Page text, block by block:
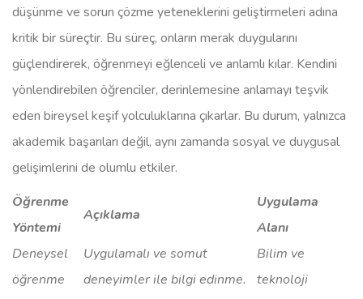
düşünme ve sorun çözme yeteneklerini geliştirmeleri adına
kritik bir süreçtir. Bu süreç, onların merak duygularını
güçlendirerek, öğrenmeyi eğlenceli ve anlamlı kılar. Kendini
yönlendirebilen öğrenciler, derinlemesine anlamayı teşvik
eden bireysel keşif yolculuklarına çıkarlar. Bu durum, yalnızca
akademik başarıları değil, aynı zamanda sosyal ve duygusal
gelişimlerini de olumlu etkiler.
Öğrenme
Yöntemi
Açıklama
Uygulama
Alanı
Deneysel
öğrenme
Uygulamalı ve somut
deneyimler ile bilgi edinme.
Bilim ve
teknoloji